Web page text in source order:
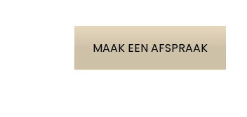
MAAK EEN AFSPRAAK